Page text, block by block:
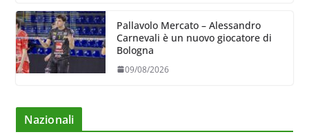
Pallavolo Mercato – Alessandro
Carnevali è un nuovo giocatore di
Bologna
09/08/2026
Nazionali